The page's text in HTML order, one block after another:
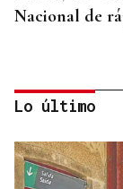
Nacional de
Lo último